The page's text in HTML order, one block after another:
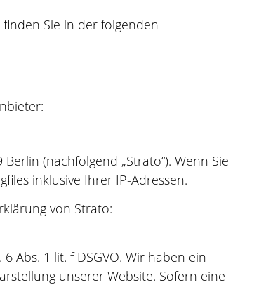
Sie in der folgenden
(nachfolgend „Strato“). Wenn Sie
inklusive Ihrer IP-Adressen.
von Strato:
Abs. 1 lit. f DSGVO. Wir haben ein
unserer Website. Sofern eine